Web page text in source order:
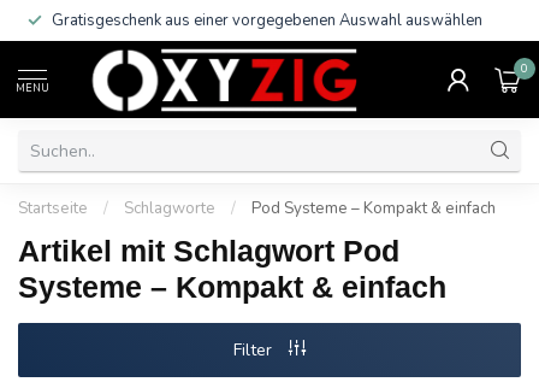
Gratisgeschenk aus einer vorgegebenen Auswahl auswählen
MENU
0
Startseite / Schlagworte / Pod Systeme – Kompakt & einfach
Artikel mit Schlagwort Pod
Systeme – Kompakt & einfach
Filter